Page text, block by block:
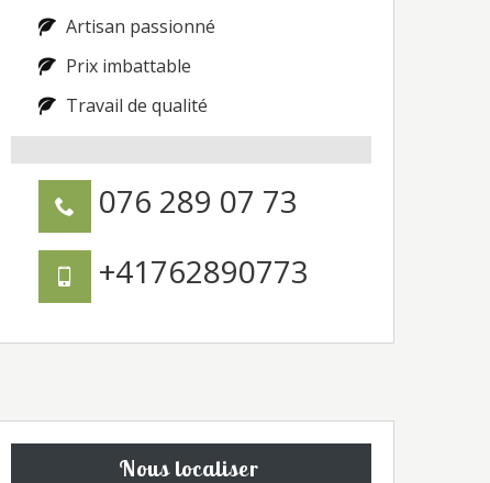
Artisan passionné
Prix imbattable
Travail de qualité
076 289 07 73
+41762890773
Nous localiser